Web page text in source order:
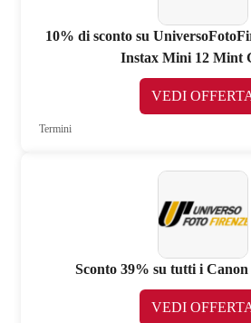
10% di sconto su
Instax Mini 12 Mint
VEDI
Termini
Sconto 39% su tutti i
VEDI